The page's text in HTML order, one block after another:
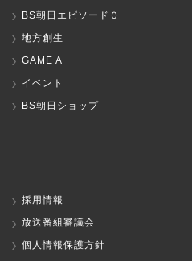
BS朝日エピソード０
地方創生
GAME A
イベント
BS朝日ショップ
採用情報
放送番組審議会
個人情報保護方針